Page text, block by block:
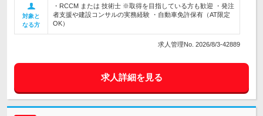
対象と
なる方
・RCCM または 技術士 ※取得を目指している方も歓迎 ・発注
者支援や建設コンサルの実務経験 ・自動車免許保有（AT限定
OK）
求人管理No. 2026/8/3-42889
求人詳細を見る